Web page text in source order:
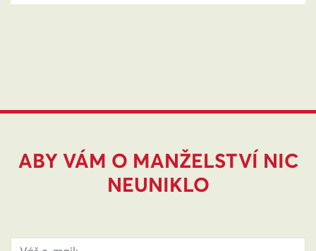
ABY VÁM O MANŽELSTVÍ NIC
NEUNIKLO